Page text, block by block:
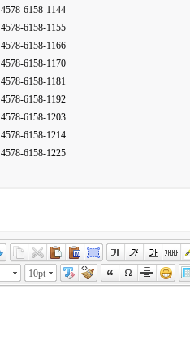
4578-6158-1144
4578-6158-1155
4578-6158-1166
4578-6158-1170
4578-6158-1181
4578-6158-1192
4578-6158-1203
4578-6158-1214
4578-6158-1225
10pt